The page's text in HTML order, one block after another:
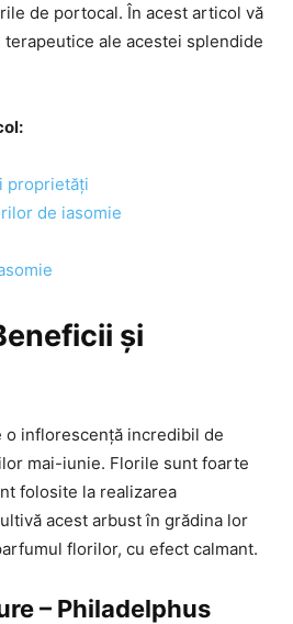
de portocal. În acest articol vă
ale acestei splendide
proprietăți
de iasomie
și
o inflorescență incredibil de
mai-iunie. Florile sunt foarte
folosite la realizarea
acest arbust în grădina lor
florilor, cu efect calmant.
– Philadelphus